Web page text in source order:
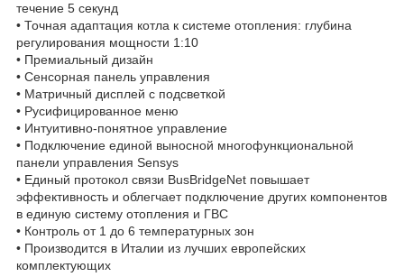
течение 5 секунд
• Точная адаптация котла к системе отопления: глубина
регулирования мощности 1:10
• Премиальный дизайн
• Сенсорная панель управления
• Матричный дисплей с подсветкой
• Русифицированное меню
• Интуитивно-понятное управление
• Подключение единой выносной многофункциональной
панели управления Sensys
• Единый протокол связи BusBridgeNet повышает
эффективность и облегчает подключение других компонентов
в единую систему отопления и ГВС
• Контроль от 1 до 6 температурных зон
• Производится в Италии из лучших европейских
комплектующих